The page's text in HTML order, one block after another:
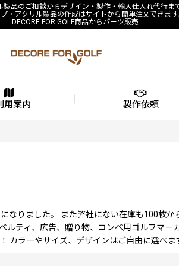
製品のご相談からデザイン・製作・輸入仕入れ代行ま
・アクリル製品の作成はサイトから簡単注文できます
DECORE FOR GOLF商品からパーツ販売
用案内 製作依頼
りました。 また弊社にない在庫も100枚
ティ、広告、贈り物、コンペ用ゴルフマ
ラーやサイズ、デザインはご自由に選べま